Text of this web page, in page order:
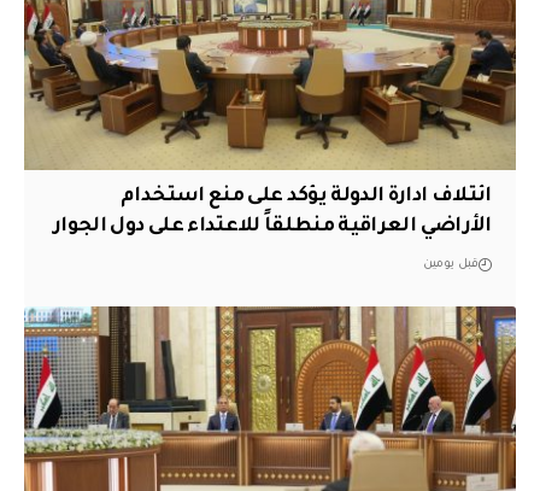
ائتلاف ادارة الدولة يؤكد على منع استخدام
الأراضي العراقية منطلقاً للاعتداء على دول الجوار
قبل يومين